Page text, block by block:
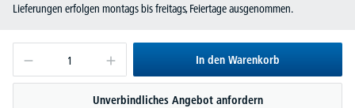
Lieferungen erfolgen montags bis freitags, Feiertage ausgenommen.
In den Warenkorb
Unverbindliches Angebot anfordern